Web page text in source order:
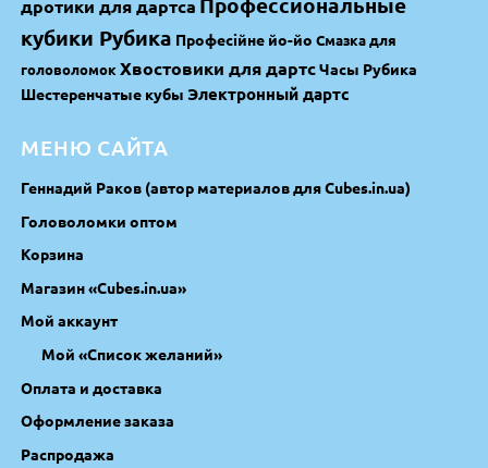
дротики для дартса
кубики Рубика Професійне йо-йо Смазка для
головоломокХвостовики для дартсЧасы Рубика
Шестеренчатые кубы Электронный дартс
МЕНЮ САЙТА
Геннадий Раков (автор материалов для Cubes.in.ua)
Головоломки оптом
Корзина
Магазин «Cubes.in.ua»
Мой аккаунт
Мой «Список желаний»
Оплата и доставка
Оформление заказа
Распродажа